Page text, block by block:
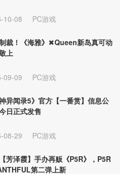
10-08 PC游戏
裁！《海雅》✖Queen新岛真可动
上
09-09 PC游戏
神异闻录5》官方【一番赏】信息公
日正式发售
08-29 PC游戏
芳泽霞】手办再贩《P5R》，P5R
第二弹上新